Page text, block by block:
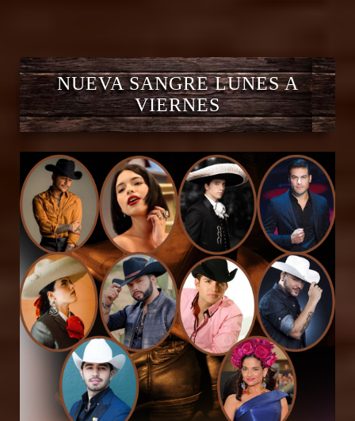
NUEVA SANGRE LUNES A
VIERNES